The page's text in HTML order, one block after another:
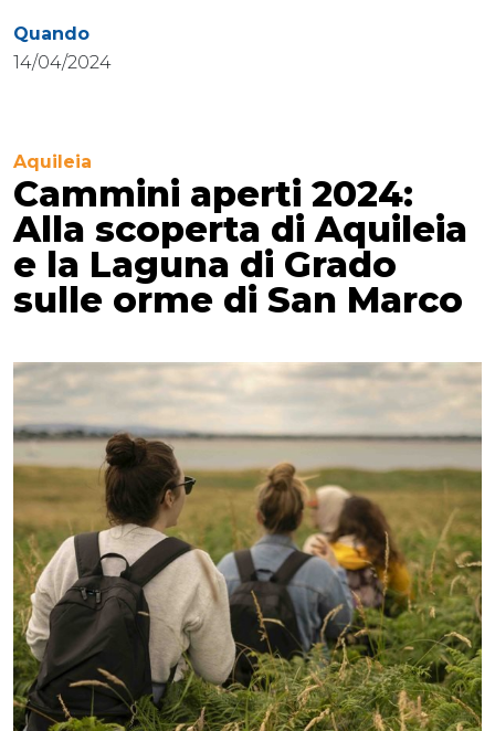
Quando
14/04/2024
Aquileia
Cammini aperti 2024:
Alla scoperta di Aquileia
e la Laguna di Grado
sulle orme di San Marco